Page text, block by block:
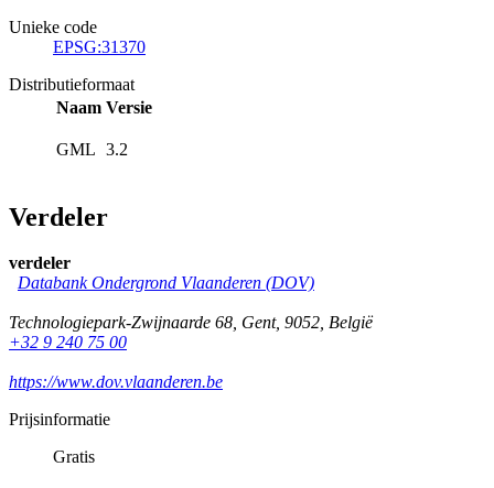
Unieke code
EPSG:31370
Distributieformaat
Naam Versie
GML 3.2
Verdeler
verdeler
Databank Ondergrond Vlaanderen (DOV)
Technologiepark-Zwijnaarde 68, Gent, 9052, België
+32 9 240 75 00
https://www.dov.vlaanderen.be
Prijsinformatie
Gratis